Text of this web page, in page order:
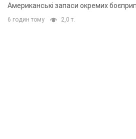
Американські запаси окремих
6 годин тому 2,0 т.